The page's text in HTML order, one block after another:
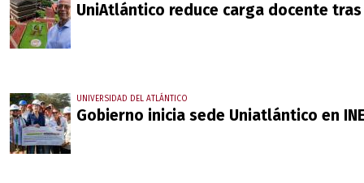
UniAtlántico reduce carga docente
UNIVERSIDAD DEL ATLÁNTICO
Gobierno inicia sede Uniatlántico en